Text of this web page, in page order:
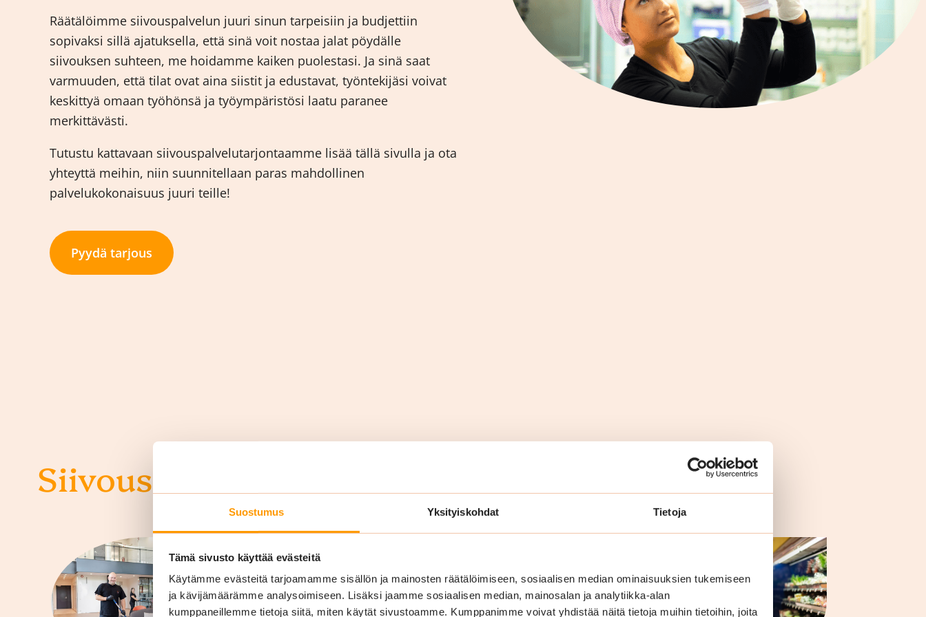
Suostumus Yksityiskohdat Tietoja
Tämä sivusto käyttää evästeitä
Käytämme evästeitä tarjoamamme sisällön ja mainosten räätälöimiseen, sosiaalisen median ominaisuuksien tukemiseen
ja kävijämäärämme analysoimiseen. Lisäksi jaamme sosiaalisen median, mainosalan ja analytiikka-alan
kumppaneillemme tietoja siitä, miten käytät sivustoamme. Kumppanimme voivat yhdistää näitä tietoja muihin tietoihin, joita
Räätälöimme siivouspalvelun juuri sinun tarpeisiin ja budjettiin
sopivaksi sillä ajatuksella, että sinä voit nostaa jalat pöydälle
siivouksen suhteen, me hoidamme kaiken puolestasi. Ja sinä saat
varmuuden, että tilat ovat aina siistit ja edustavat, työntekijäsi voivat
keskittyä omaan työhönsä ja työympäristösi laatu paranee
merkittävästi.
Tutustu kattavaan siivouspalvelutarjontaamme lisää tällä sivulla ja ota
yhteyttä meihin, niin suunnitellaan paras mahdollinen
palvelukokonaisuus juuri teille!
Pyydä tarjous
Siivouspalvelut yrityksille Kangasalla